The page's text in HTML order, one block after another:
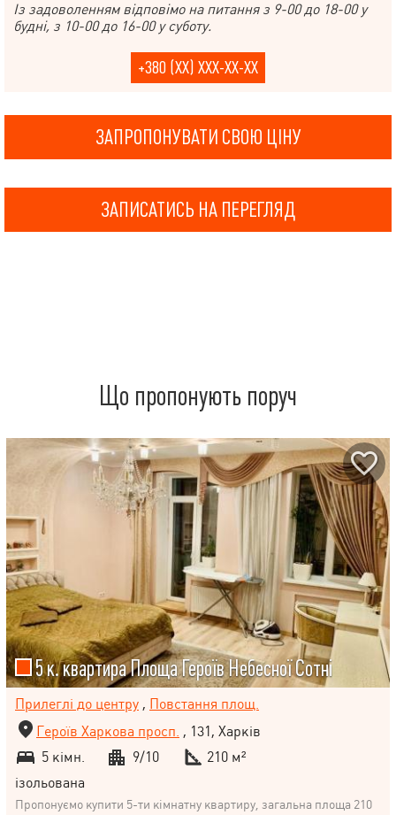
Із задоволенням відповімо на питання з 9-00 до 18-00 у
будні, з 10-00 до 16-00 у суботу.
+380 (XX) XXX-XX-XX
ЗАПРОПОНУВАТИ СВОЮ ЦІНУ
ЗАПИСАТИСЬ НА ПЕРЕГЛЯД
Що пропонують поруч
5 к. квартира Площа Героїв Небесної Сотні
Прилеглі до центру , Повстання площ.
Героїв Харкова просп. , 131, Харків
5 кімн.
9/10
210 м²
ізольована
Пропонуємо купити 5-ти кімнатну квартиру, загальна площа 210